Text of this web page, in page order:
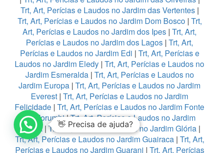
Trt, Art, Perícias e Laudos no Jardim das Vertentes|
Trt, Art, Perícias e Laudos no Jardim Dom Bosco| Trt,
Art, Perícias e Laudos no Jardim dos Ipes | Trt, Art,
Perícias e Laudos no Jardim dos Lagos | Trt, Art,
Perícias e Laudos no Jardim Edi | Trt, Art, Perícias e
Laudos no Jardim Eledy | Trt, Art, Perícias e Laudos no
Jardim Esmeralda| Trt, Art, Perícias e Laudos no
Jardim Europa | Trt, Art, Perícias e Laudos no Jardim
Everest | Trt, Art, Perícias e Laudos no Jardim
Felicidade | Trt, Art, Perícias e Laudos no Jardim Fonte
do Morumbi|Trt, Art, Perícias e Laudos no Jardim
França| Trt, Art, Perícias e Laudos no Jardim Glória |
Trt, Art, Perícias e Laudos no Jardim Guairaca| Trt, Art,
Perícias e Laudos no Jardim Guarani | Trt, Art, Perícias
1